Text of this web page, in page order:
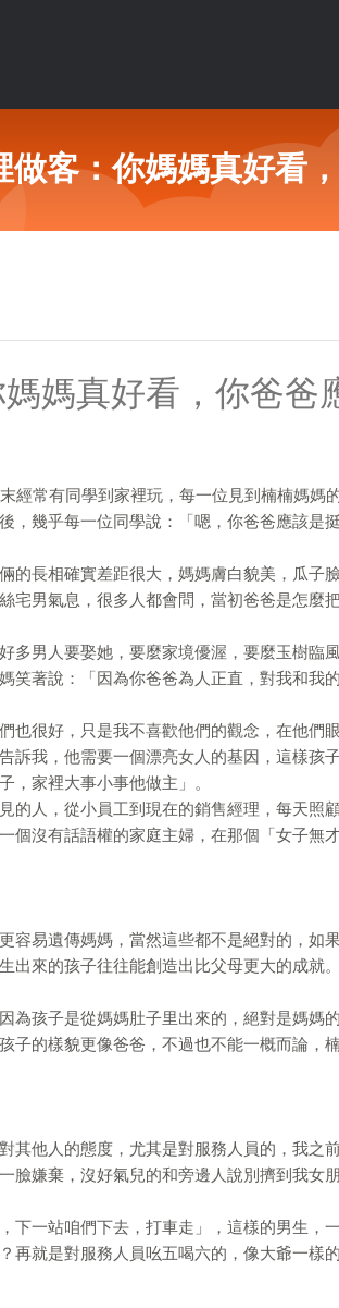
做客：你媽媽真好看
媽真好看，你爸爸
經常有同學到家裡玩，每一位見到楠楠媽媽
，幾乎每一位同學說：「嗯，你爸爸應該是
的長相確實差距很大，媽媽膚白貌美，瓜子
宅男氣息，很多人都會問，當初爸爸是怎麼
多男人要娶她，要麼家境優渥，要麼玉樹臨
笑著說：「因為你爸爸為人正直，對我和我
也很好，只是我不喜歡他們的觀念，在他們
訴我，他需要一個漂亮女人的基因，這樣孩
，家裡大事小事他做主」。
人，從小員工到現在的銷售經理，每天照
個沒有話語權的家庭主婦，在那個「女子無
容易遺傳媽媽，當然這些都不是絕對的，如
來的孩子往往能創造出比父母更大的成就。
孩子是從媽媽肚子里出來的，絕對是媽媽
子的樣貌更像爸爸，不過也不能一概而論，
其他人的態度，尤其是對服務人員的，我之
嫌棄，沒好氣兒的和旁邊人說別擠到我女
下一站咱們下去，打車走」，這樣的男生，
再就是對服務人員吆五喝六的，像大爺一樣